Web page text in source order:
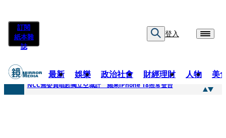
訂閱
紙本雜
誌
登入
最新 娛樂 政治社會 財經理財 人物 美
快訊
NCC無委員唱起獨立空城計 蘋果iPhone 18照常登台